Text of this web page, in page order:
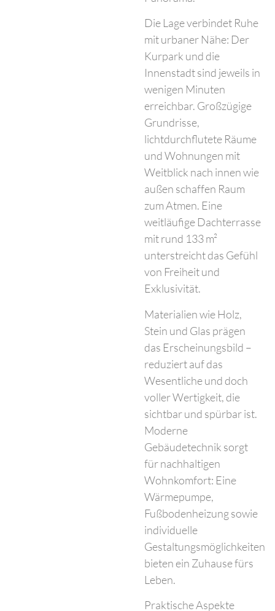
Die Lage verbindet Ruhe
mit urbaner Nähe: Der
Kurpark und die
Innenstadt sind jeweils in
wenigen Minuten
erreichbar. Großzügige
Grundrisse,
lichtdurchflutete Räume
und Wohnungen mit
Weitblick nach innen wie
außen schaffen Raum
zum Atmen. Eine
weitläufige Dachterrasse
mit rund 133 m²
unterstreicht das Gefühl
von Freiheit und
Exklusivität.
Materialien wie Holz,
Stein und Glas prägen
das Erscheinungsbild –
reduziert auf das
Wesentliche und doch
voller Wertigkeit, die
sichtbar und spürbar ist.
Moderne
Gebäudetechnik sorgt
für nachhaltigen
Wohnkomfort: Eine
Wärmepumpe,
Fußbodenheizung sowie
individuelle
Gestaltungsmöglichkeiten
bieten ein Zuhause fürs
Leben.
Praktische Aspekte